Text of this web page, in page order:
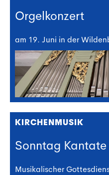
Orgelkonzert
am 19. Juni in der
KIRCHENMUSIK
Sonntag
Musikalischer